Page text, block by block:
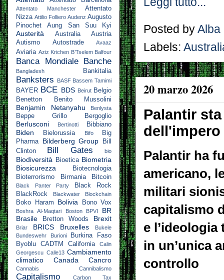
Posted by Alba
Labels:
20 marzo 2026
Palantir
dell'impero
Palantir ha
americano,
militari
capitalismo
e
in un’unica
controllo
Attentato Manchester
Attentato
Nizza Attilio Folliero Audenz Augusto
Pinochet
Aung San Suu Kyi
Austerità Australia
Austria
Autismo
Autostrade Avaaz
Aviaria Aziz Krichen B’Tselem Balfour
Banca Mondiale Banche
Bangladesh Bankitalia
Banksters BASF Bassem Tamimi
BAYER BCE BDS Beirut Belgio
Benetton
Benito Mussolini
Benjamin Netanyahu Benlysta
Beppe Grillo Bergoglio
Berlusconi Bertinotti Bibbiano
Biden Bielorussia Bifo
Big
Pharma
Bilderberg Group
Bill
Clinton
Bill Gates bio
Biodiversità Bioetica Biometria
Biosicurezza
Biotecnologia
Bioterrorismo
Birmania Bitcoin
Black Panter Party
Black Rock
BlackRock
Blackwater Blockchain
Boko Haram Bolivia Bono Vox
Boshra Al-Maqtari Boston BPVI
BR
Brasile
Bretton Woods Brexit
Briar BRICS Bruxelles
Bukele
Bundeswehr
Burioni
Burkina Faso
Byoblu
CADTM California
Calin
Georgescu Calle13 Cambiamento
climatico
Canada Cancro
Cannabis Cannibalismo
Capitalismo
Carbon Tax